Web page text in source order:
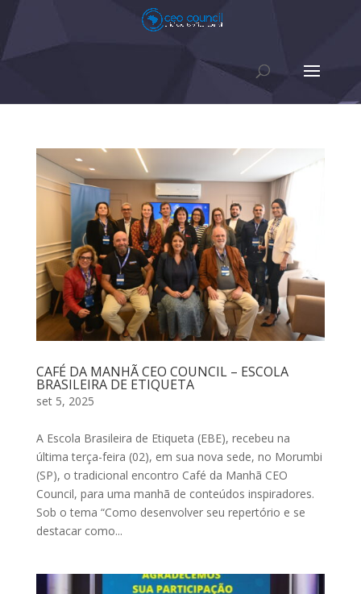
CAFÉ DA MANHÃ CEO COUNCIL – ESCOLA
BRASILEIRA DE ETIQUETA
set 5, 2025
A Escola Brasileira de Etiqueta (EBE), recebeu na
última terça-feira (02), em sua nova sede, no Morumbi
(SP), o tradicional encontro Café da Manhã CEO
Council, para uma manhã de conteúdos inspiradores.
Sob o tema “Como desenvolver seu repertório e se
destacar como...